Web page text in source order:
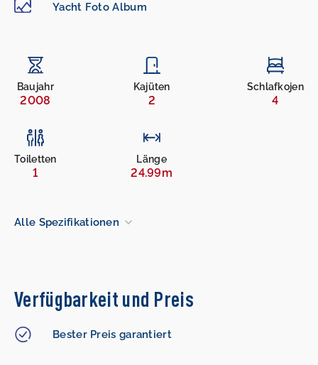
Yacht Foto Album
Baujahr
2008
Kajüten
2
Schlafkojen
4
Toiletten
1
Länge
24.99m
Alle Spezifikationen
Verfügbarkeit und Preis
Bester Preis garantiert